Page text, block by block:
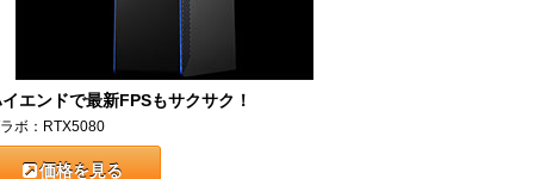
エンドで最新FPSもサクサク！
ボ：RTX5080
価格を見る